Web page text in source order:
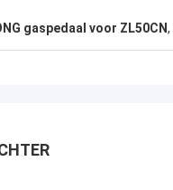
gaspedaal voor ZL50CN,